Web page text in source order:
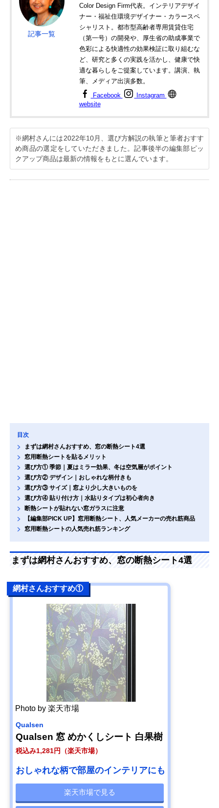
記事一覧
Color Design Firm代表。インテリアデザイ
ナー・福祉住環境デザイナー・カラースペ
シャリスト。都市型高齢者専用賃貸住宅
（第一号）の開発や、厚生省の助成事業で
色彩による快適性の効果検証に取り組むな
ど、研究と多くの実践を活かし、健康で快
適な暮らしをご提案しています。講演、執
筆、メディア出演多数。
Facebook
Instagram
website
※網村さんには2022年10月、選び方解説の執筆と筆者おすす
め商品の選定をしていただきました。記事後半の編集部ピッ
クアップ商品は最新の情報をもとに選んでいます。
目次
まずは網村さんおすすめ、窓の断熱シート4選
窓用断熱シートを貼るメリット
選び方① 季節｜夏はミラー効果、冬は空気層がポイント
選び方② デザイン｜おしゃれな柄付きも
選び方③ サイズ｜窓より少し大きいものを
選び方④ 貼り付け方｜水貼りタイプは初心者向き
断熱シートが貼れない窓ガラスに注意
【編集部PICK UP】窓用断熱シート、人気メーカーの売れ筋商品
窓用断熱シートの人気売れ筋ランキング
まずは網村さんおすすめ、窓の断熱シート4選
網村さんおすすめ①
Photo by 楽天市場
Qualsen
Qualsen 窓 めかくしシート 白果樹
税込み1,281円（楽天市場）
おしゃれな柄で部屋のインテリアにも
楽天市場で見る